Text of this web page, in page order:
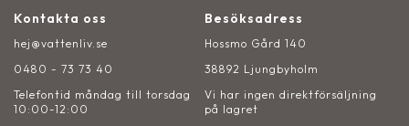
Kontakta oss
hej@vattenliv.se
0480 - 73 73 40
Telefontid måndag till torsdag
10:00-12:00
Besöksadress
Hossmo Gård 140
38892 Ljungbyholm
Vi har ingen direktförsäljning
på lagret